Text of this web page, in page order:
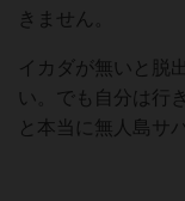
きません。
イカダが無いと脱
い。でも自分は行
と本当に無人島サ